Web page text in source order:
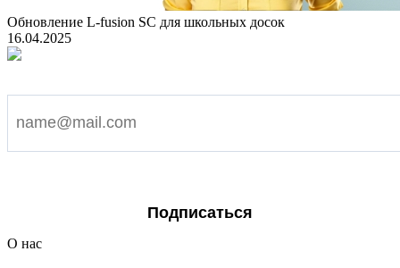
Обновление L-fusion SC для школьных досок
16.04.2025
Подписаться
О нас